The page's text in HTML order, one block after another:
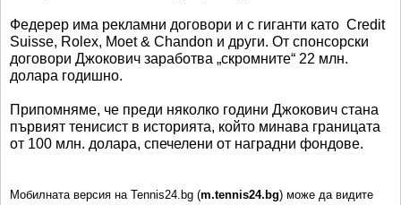
Федерер има рекламни договори и с гиганти като Credit
Suisse, Rolex, Moet & Chandon и други. От спонсорски
договори Джокович заработва „скромните“ 22 млн.
долара годишно.
Припомняме, че преди няколко години Джокович стана
първият тенисист в историята, който минава границата
от 100 млн. долара, спечелени от наградни фондове.
Мобилната версия на Tennis24.bg (m.tennis24.bg) може да видите